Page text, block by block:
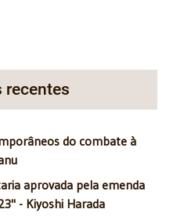
Santificação da vida corrente
recentes
do combate à
aprovada pela emenda
- Kiyoshi Harada